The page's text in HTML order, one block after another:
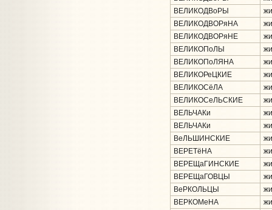
ВЕЛИКОДВоРЫ
ВЕЛИКОДВОРяНА
ВЕЛИКОДВОРяНЕ
ВЕЛИКОПоЛЫ
ВЕЛИКОПоЛЯНА
ВЕЛИКОРеЦКИЕ
ВЕЛИКОСёЛА
ВЕЛИКОСеЛЬСКИЕ
ВЕЛЬЧАКи
ВЕЛЬЧАКи
ВеЛЬШИНСКИЕ
ВЕРЕТёНА
ВЕРЕЩаГИНСКИЕ
ВЕРЕЩаГОВЦЫ
ВеРКОЛЬЦЫ
ВЕРКОМеНА